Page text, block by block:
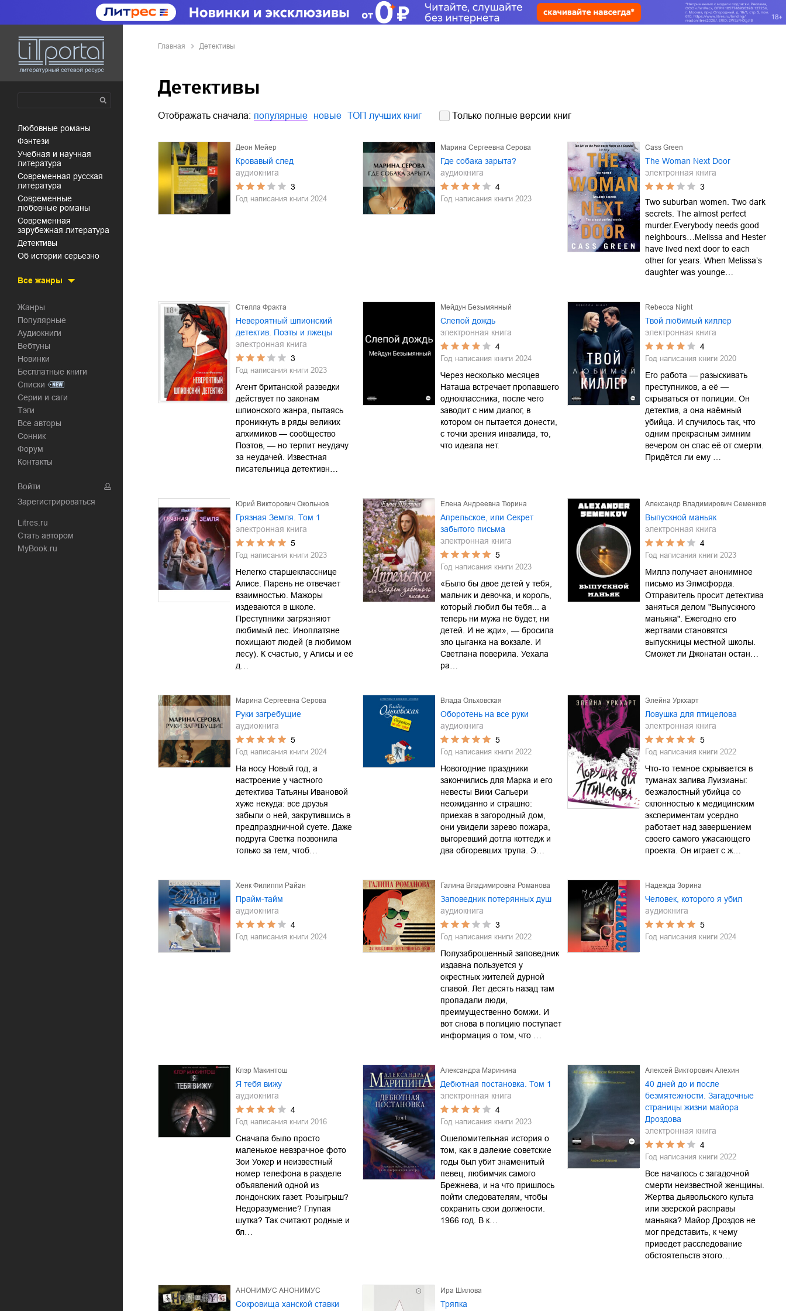
любовные романы
фэнтези
учебная и научная
литература
современная русская
литература
современные
любовные романы
современная
зарубежная литература
детективы
об истории серьезно
Все жанры
Жанры
Популярные
Аудиокниги
Вебтуны
Новинки
Бесплатные книги
Списки
Серии и саги
Тэги
Все авторы
Сонник
Форум
Контакты
Войти
Зарегистрироваться
Litres.ru
Стать автором
MyBook.ru
Главная Детективы
Детективы
Отображать сначала: популярные новые ТОП лучших книг Только полные версии книг
Деон Мейер
Кровавый след
аудиокнига
3
Год написания книги 2024
Марина Сергеевна Серова
Где собака зарыта?
аудиокнига
4
Год написания книги 2023
Cass Green
The Woman Next Door
электронная книга
3
Two suburban women. Two dark
secrets. The almost perfect
murder.Everybody needs good
neighbours…Melissa and Hester
have lived next door to each
other for years. When Melissa’s
daughter was younge…
Стелла Фракта
Невероятный шпионский
детектив. Поэты и лжецы
электронная книга
3
Год написания книги 2023
Агент британской разведки
действует по законам
шпионского жанра, пытаясь
проникнуть в ряды великих
алхимиков — сообщество
Поэтов, — но терпит неудачу
за неудачей. Известная
писательница детективн…
Мейдун Безымянный
Слепой дождь
электронная книга
4
Год написания книги 2024
Через несколько месяцев
Наташа встречает пропавшего
одноклассника, после чего
заводит с ним диалог, в
котором он пытается донести,
с точки зрения инвалида, то,
что идеала нет.
Rebecca Night
Твой любимый киллер
электронная книга
4
Год написания книги 2020
Его работа — разыскивать
преступников, а её —
скрываться от полиции. Он
детектив, а она наёмный
убийца. И случилось так, что
одним прекрасным зимним
вечером он спас её от смерти.
Придётся ли ему …
Юрий Викторович Окольнов
Грязная Земля. Том 1
электронная книга
5
Год написания книги 2023
Нелегко старшекласснице
Алисе. Парень не отвечает
взаимностью. Мажоры
издеваются в школе.
Преступники загрязняют
любимый лес. Иноплатяне
похищают людей (в любимом
лесу). К счастью, у Алисы и её
д…
Елена Андреевна Тюрина
Апрельское, или Секрет
забытого письма
электронная книга
5
Год написания книги 2023
«Было бы двое детей у тебя,
мальчик и девочка, и король,
который любил бы тебя... а
теперь ни мужа не будет, ни
детей. И не жди», — бросила
зло цыганка на вокзале. И
Светлана поверила. Уехала
ра…
Александр Владимирович Семенков
Выпускной маньяк
электронная книга
4
Год написания книги 2023
Миллз получает анонимное
письмо из Элмсфорда.
Отправитель просит детектива
заняться делом "Выпускного
маньяка". Ежегодно его
жертвами становятся
выпускницы местной школы.
Сможет ли Джонатан остан…
Марина Сергеевна Серова
Руки загребущие
аудиокнига
5
Год написания книги 2024
На носу Новый год, а
настроение у частного
детектива Татьяны Ивановой
хуже некуда: все друзья
забыли о ней, закрутившись в
предпраздничной суете. Даже
подруга Светка позвонила
только за тем, чтоб…
Влада Ольховская
Оборотень на все руки
аудиокнига
5
Год написания книги 2022
Новогодние праздники
закончились для Марка и его
невесты Вики Сальери
неожиданно и страшно:
приехав в загородный дом,
они увидели зарево пожара,
выгоревший дотла коттедж и
два обгоревших трупа. Э…
Элейна Уркхарт
Ловушка для птицелова
электронная книга
5
Год написания книги 2022
Что-то темное скрывается в
туманах залива Луизианы:
безжалостный убийца со
склонностью к медицинским
экспериментам усердно
работает над завершением
своего самого ужасающего
проекта. Он играет с ж…
Хенк Филиппи Райан
Прайм-тайм
аудиокнига
4
Год написания книги 2024
Галина Владимировна Романова
Заповедник потерянных душ
аудиокнига
3
Год написания книги 2022
Полузаброшенный заповедник
издавна пользуется у
окрестных жителей дурной
славой. Лет десять назад там
пропадали люди,
преимущественно бомжи. И
вот снова в полицию поступает
информация о том, что …
Надежда Зорина
Человек, которого я убил
аудиокнига
5
Год написания книги 2024
Клэр Макинтош
Я тебя вижу
аудиокнига
4
Год написания книги 2016
Сначала было просто
маленькое невзрачное фото
Зои Уокер и неизвестный
номер телефона в разделе
объявлений одной из
лондонских газет. Розыгрыш?
Недоразумение? Глупая
шутка? Так считают родные и
бл…
Александра Маринина
Дебютная постановка. Том 1
электронная книга
4
Год написания книги 2023
Ошеломительная история о
том, как в далекие советские
годы был убит знаменитый
певец, любимчик самого
Брежнева, и на что пришлось
пойти следователям, чтобы
сохранить свои должности.
1966 год. В к…
Алексей Викторович Алехин
40 дней до и после
безмятежности. Загадочные
страницы жизни майора
Дроздова
электронная книга
4
Год написания книги 2022
Все началось с загадочной
смерти неизвестной женщины.
Жертва дьявольского культа
или зверской расправы
маньяка? Майор Дроздов не
мог представить, к чему
приведет расследование
обстоятельств этого…
АНОНИМУС АНОНИМУС
Сокровища ханской ставки
Ира Шилова
Тряпка